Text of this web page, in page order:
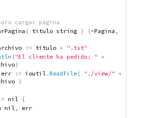
cargar página
( titulo string ) (*Pagina ,
: = titulo +
".txt"
( "El cliente ha pedido: " +
)
err : = ioutil .ReadFile ( "./view/" +
)
= nil {
nil ,
err